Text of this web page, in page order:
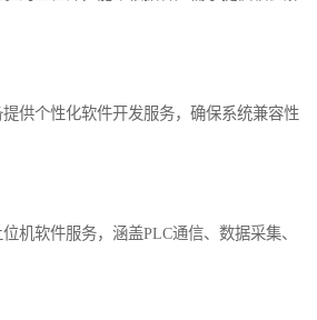
供个性化软件开发服务，确保系统兼容性
机软件服务，涵盖PLC通信、数据采集、